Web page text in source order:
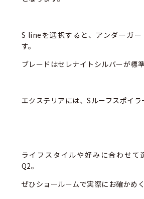
S lineを選択すると、アンダーガ
す。
ブレードはセレナイトシルバーが標
エクステリアには、Sルーフスポイラ
ライフスタイルや好みに合わせて
Q2。
ぜひショールームで実際にお確かめく